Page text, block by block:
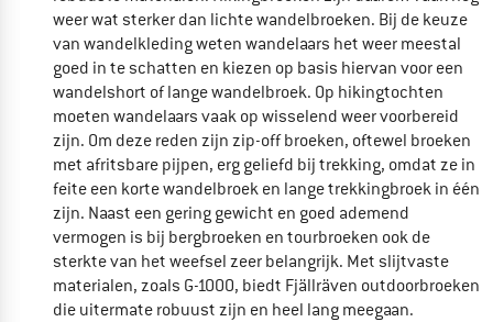
weer wat sterker dan lichte wandelbroeken. Bij de keuze
van wandelkleding weten wandelaars het weer meestal
goed in te schatten en kiezen op basis hiervan voor een
wandelshort of lange wandelbroek. Op hikingtochten
moeten wandelaars vaak op wisselend weer voorbereid
zijn. Om deze reden zijn zip-off broeken, oftewel broeken
met afritsbare pijpen, erg geliefd bij trekking, omdat ze in
feite een korte wandelbroek en lange trekkingbroek in één
zijn. Naast een gering gewicht en goed ademend
vermogen is bij bergbroeken en tourbroeken ook de
sterkte van het weefsel zeer belangrijk. Met slijtvaste
materialen, zoals G-1000, biedt Fjällräven outdoorbroeken
die uitermate robuust zijn en heel lang meegaan.